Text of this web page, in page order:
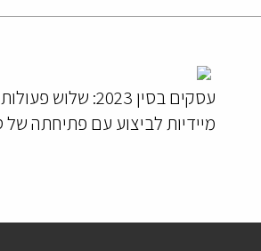
עסקים בסין 2023: שלוש פעולות
מיידיות לביצוע עם פתיחתה של